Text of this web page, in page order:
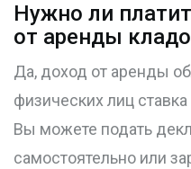
Нужно ли
от аренды
Да, доход от аренды
физических лиц
Вы можете подать
самостоятельно или